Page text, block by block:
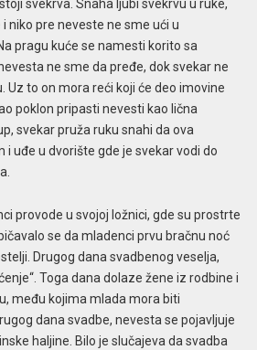
svekrva. Snaha ljubi svekrvu u ruke,
niko pre neveste ne sme ući u
pragu kuće se namesti korito sa
ne sme da pređe, dok svekar ne
Uz to on mora reći koji će deo imovine
poklon pripasti nevesti kao lična
svekar pruža ruku snahi da ova
i uđe u dvorište gde je svekar vodi do
provode u svojoj ložnici, gde su prostrte
se da mladenci prvu bračnu noć
Drugog dana svadbenog veselja,
Toga dana dolaze žene iz rodbine i
među kojima mlada mora biti
dana svadbe, nevesta se pojavljuje
haljine. Bilo je slučajeva da svadba